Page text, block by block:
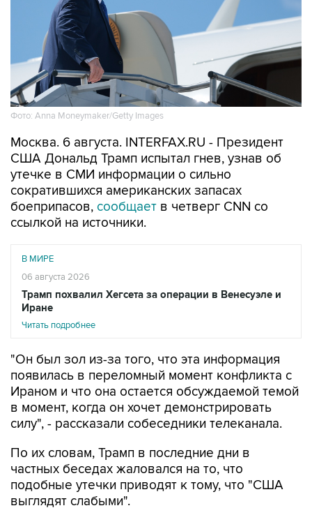
Фото: Anna Moneymaker/Getty Images
Москва. 6 августа. INTERFAX.RU - Президент
США Дональд Трамп испытал гнев, узнав об
утечке в СМИ информации о сильно
сократившихся американских запасах
боеприпасов, сообщает в четверг CNN со
ссылкой на источники.
В МИРЕ
06 августа 2026
Трамп похвалил Хегсета за операции в Венесуэле и
Иране
Читать подробнее
"Он был зол из-за того, что эта информация
появилась в переломный момент конфликта с
Ираном и что она остается обсуждаемой темой
в момент, когда он хочет демонстрировать
силу", - рассказали собеседники телеканала.
По их словам, Трамп в последние дни в
частных беседах жаловался на то, что
подобные утечки приводят к тому, что "США
выглядят слабыми".